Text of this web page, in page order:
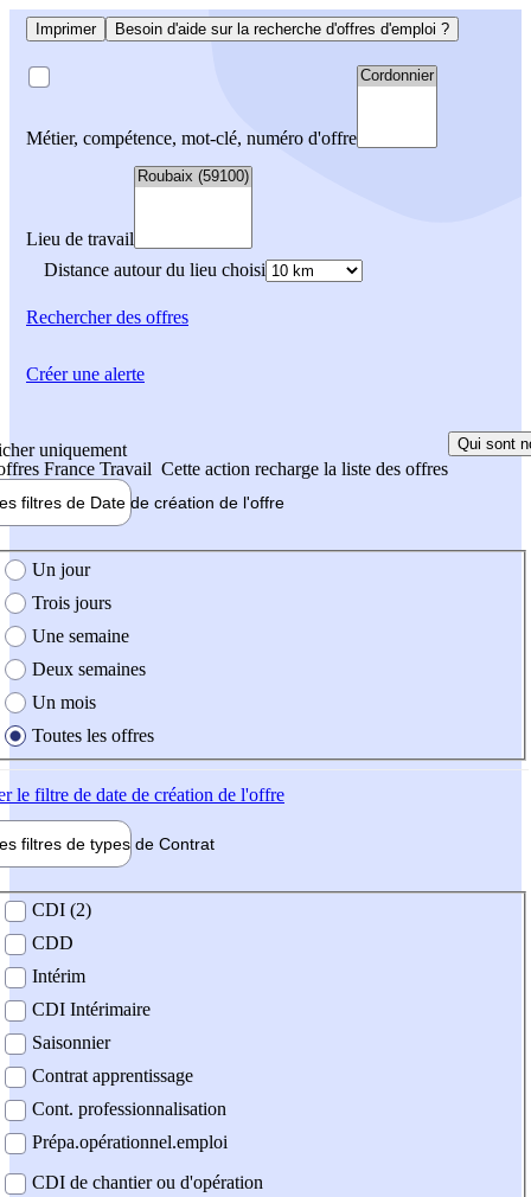
Imprimer Besoin d'aide sur la recherche d'offres d'emploi ?
Métier, compétence, mot-clé, numéro d'offre
Lieu de travail
Distance autour du lieu choisi
Rechercherdes offres
uniquement
France Travail Cette action recharge la liste des offres
Qui sont
filtres de Date de création de l'offre
création de l'offre
Un jour
Trois jours
Une semaine
Deux semaines
Un mois
Toutes les offres
le filtre de date de création de l'offre
filtres de types de Contrat
contrat
CDI (2)
CDD
Intérim
CDI Intérimaire
Saisonnier
Contrat apprentissage
Cont. professionnalisation
Prépa.opérationnel.emploi
CDI de chantier ou d'opération
Créer une alerte